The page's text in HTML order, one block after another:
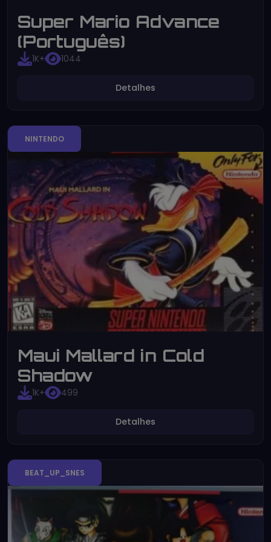
Super Mario Advance
(Português)
1K+ 1044
Detalhes
NINTENDO
Maui Mallard in Cold
Shadow
1K+ 499
Detalhes
BEAT_UP_SNES